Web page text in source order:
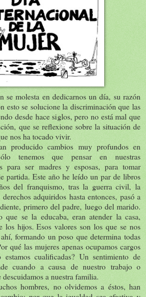
se molesta en dedicarnos un día, su razón
esto se solucione la discriminación que las
desde hace siglos, pero no está mal que
que se reflexione sobre la situación de
nos ha tocado vivir.
producido cambios muy profundos en
tenemos que pensar en nuestras
para ser madres y esposas, para tomar
partida. Este año he leído un par de libros
del franquismo, tras la guerra civil, la
adquiridos hasta entonces, pasó a
primero del padre, luego del marido.
que se la educaba, eran atender la casa,
hijos. Esos valores son los que se nos
formando un poso que determina todas
qué las mujeres apenas ocupamos cargos
cualificadas? Un sentimiento de
cuando a causa de nuestro trabajo o
a nuestra familia.
hombres, no olvidemos a éstos, han